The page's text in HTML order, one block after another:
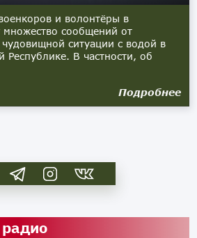
и волонтёры в
множество сообщений от
ситуации с водой в
В частности, об
Подробнее